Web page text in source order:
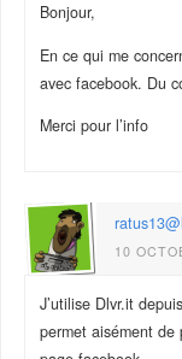
Bonjour,
En ce qui me
avec facebook. Du
Merci pour l’info
10
J’utilise Dlvr.it
permet aisément